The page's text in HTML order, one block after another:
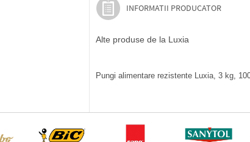
INFORMATII PRODUCATOR
Alte produse de la Luxia
Pungi alimentare rezistente Luxia, 3 kg,